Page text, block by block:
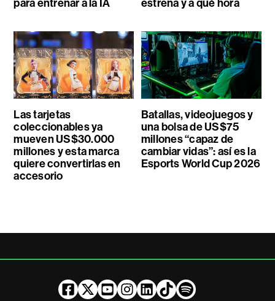
para entrenar a la IA
estrena y a qué hora
Las tarjetas
coleccionables ya
mueven US$30.000
millones y esta marca
quiere convertirlas en
accesorio
Batallas, videojuegos y
una bolsa de US$75
millones “capaz de
cambiar vidas”: así es la
Esports World Cup 2026